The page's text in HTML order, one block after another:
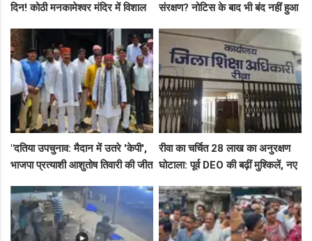
दिन! कोठी मनकामेश्वर मंदिर में विशाल
संरक्षण? नोटिस के बाद भी बंद नहीं हुआ
शॉप लुट गई!"
"दतिया उपचुनाव: मैदान में उतरे 'केपी',
भाजपा प्रत्याशी आशुतोष तिवारी की जीत
जारी!"
रीवा का चर्चित 28 लाख का अनुरक्षण
घोटाला: पूर्व DEO की बढ़ीं मुश्किलें, नए